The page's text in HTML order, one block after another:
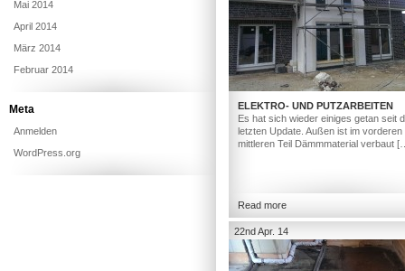
ELEKTRO- UND PUTZARBEITEN
Es hat sich wieder einiges getan seit
letzten Update. Außen ist im vorderen
mittleren Teil Dämmmaterial verbaut
Read more
22nd Apr. 14
Mai 2014
April 2014
März 2014
Februar 2014
Meta
Anmelden
WordPress.org